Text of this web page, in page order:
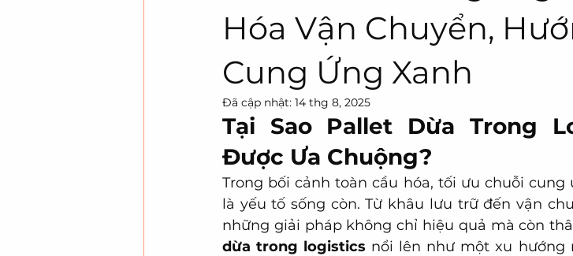
Hóa Vận Chuyển,
Cung Ứng Xanh
Đã cập nhật: 14 thg 8, 2025
Tại Sao Pallet Dừa Trong
Được Ưa Chuộng?
Trong bối cảnh toàn cầu hóa, tối ưu chuỗi
là yếu tố sống còn. Từ khâu lưu trữ đến vận
những giải pháp không chỉ hiệu quả mà còn
dừa trong logistics nổi lên như một xu hướng